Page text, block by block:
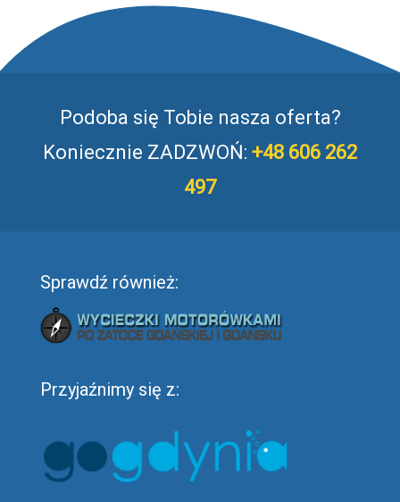
Podoba się Tobie nasza oferta?
Koniecznie ZADZWOŃ: +48 606 262
497
Sprawdź również:
Przyjaźnimy się z: